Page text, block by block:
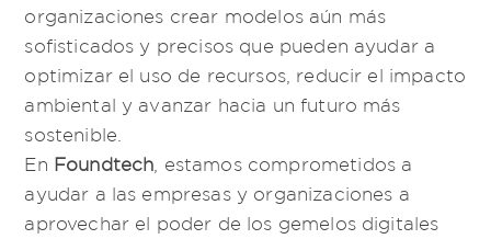
organizaciones crear modelos aún más
sofisticados y precisos que pueden ayudar a
optimizar el uso de recursos, reducir el impacto
ambiental y avanzar hacia un futuro más
sostenible.
En Foundtech , estamos comprometidos a
ayudar a las empresas y organizaciones a
aprovechar el poder de los gemelos digitales